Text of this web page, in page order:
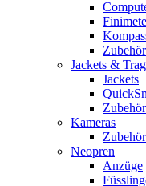
Zubehör
Jackets &
Jackets
Zubehör
Kameras
Zubehör
Neopren
Anzüge